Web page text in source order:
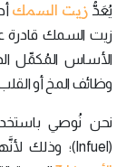
يُعَدُّ زيت السمك
زيت السمك قادرة
الأساس المُكمِّل
وظائف المخ أو
نحن نُوصي
(Infuel)؛ وذلك لأنَّها تصنع مزيجاً مثالياً من زيت السمك و